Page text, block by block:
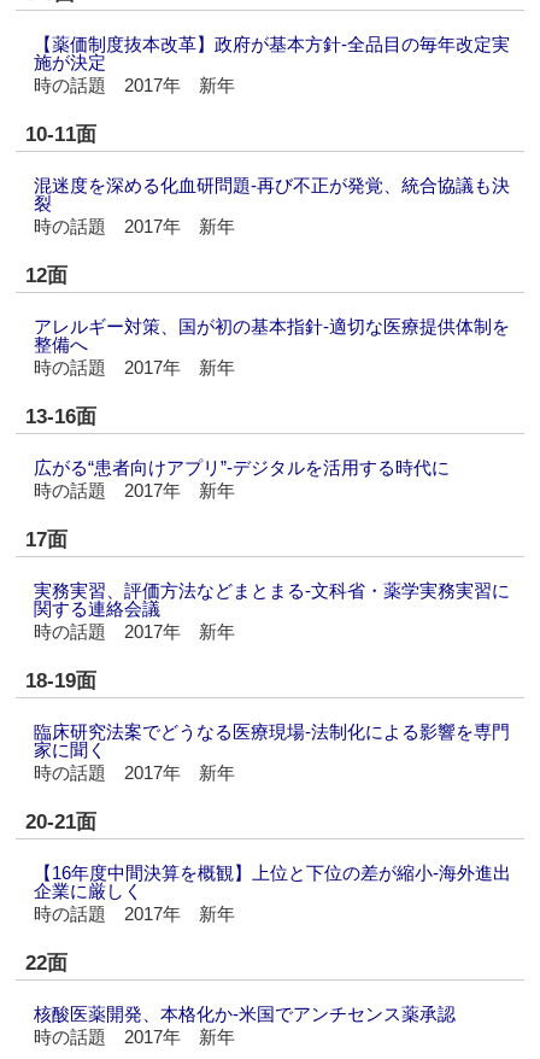
【薬価制度抜本改革】政府が基本方針‐全品目の毎年改定実
施が決定
時の話題 2017年 新年
10-11面
混迷度を深める化血研問題‐再び不正が発覚、統合協議も決
裂
時の話題 2017年 新年
12面
アレルギー対策、国が初の基本指針‐適切な医療提供体制を
整備へ
時の話題 2017年 新年
13-16面
広がる“患者向けアプリ”‐デジタルを活用する時代に
時の話題 2017年 新年
17面
実務実習、評価方法などまとまる‐文科省・薬学実務実習に
関する連絡会議
時の話題 2017年 新年
18-19面
臨床研究法案でどうなる医療現場‐法制化による影響を専門
家に聞く
時の話題 2017年 新年
20-21面
【16年度中間決算を概観】上位と下位の差が縮小‐海外進出
企業に厳しく
時の話題 2017年 新年
22面
核酸医薬開発、本格化か‐米国でアンチセンス薬承認
時の話題 2017年 新年